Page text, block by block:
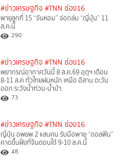
#ข่าวเศรษฐกิจ #TNN ช่อง16
พายุลูกที่ 15 “จันหอม” จ่อถล่ม “ญี่ปุ่น” 11
ส.ค.นี้
290
#ข่าวเศรษฐกิจ #TNN ช่อง16
พยากรณ์อากาศวันนี้ 8 ส.ค.69 อุตุฯ เตือน
8-11 ส.ค ทั่วไทยฝนหนัก เหนือ อีสาน ตะวัน
ออก ระวังน้ำท่วม-น้ำป่า
73
#ข่าวเศรษฐกิจ #TNN ช่อง16
ญี่ปุ่น อพยพ 2 แสนคน รับมือพายุ “ดอลฟิน”
คาดขึ้นฝั่งที่จีนตอนใต้ 9-10 ส.ค.นี้
48